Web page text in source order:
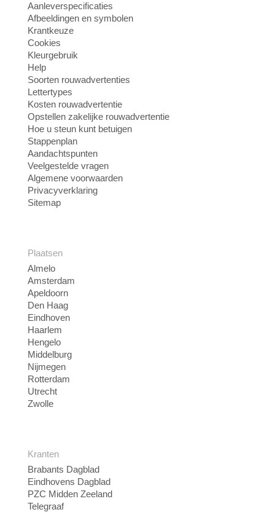
Aanleverspecificaties
Afbeeldingen en symbolen
Krantkeuze
Cookies
Kleurgebruik
Help
Soorten rouwadvertenties
Lettertypes
Kosten rouwadvertentie
Opstellen zakelijke rouwadvertentie
Hoe u steun kunt betuigen
Stappenplan
Aandachtspunten
Veelgestelde vragen
Algemene voorwaarden
Privacyverklaring
Sitemap
Plaatsen
Almelo
Amsterdam
Apeldoorn
Den Haag
Eindhoven
Haarlem
Hengelo
Middelburg
Nijmegen
Rotterdam
Utrecht
Zwolle
Kranten
Brabants Dagblad
Eindhovens Dagblad
PZC Midden Zeeland
Telegraaf